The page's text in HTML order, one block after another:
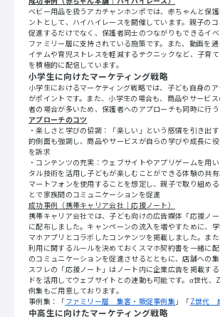
ベビー用品を扱うアカチャンホンポでは、赤ちゃんと保
ントとして、ハイハイレースを開催しています。親子の
促進するだけでなく、保護者同士のつながりもできるイ
ファミリー層に支持されている施策です。また、動画を
イテムや育児ストレスを軽減するテクニックなど、子育
を積極的に配信しています。
小学生に向けたマーケティング戦略
小学生におけるマーケティング戦略では、子ども自身の
がポイントです。また、小学生の場合も、商品やサービ
者の場合が多いため、保護者へのアプローチも同時に行う
アプローチのコツ
・楽しさと学びの協調：「楽しい」という感情を引き出
的側面も強調し、商品やサービスが自らの学びや成長に
を訴求
・コンテンツの充実：ウェブサイトやアプリゲームを用
タル技術を活用し子どもが楽しむことができる体験の共
マートフォンを使用することを想定し、親子で取り組め
とで家族間のコミュニケーションを促進
成功事例（携帯キャリア会社｜応援ノート）
携帯キャリア会社では、子ども向けの広告媒体「応援ノ
に配布しました。キャンペーンの流入を増やすために、
マホアプリとコラボしたコンテンツを掲載しました。ま
利用に関するルールを決めておくスマホ契約書を一緒に
のコミュニケーションを促進させるとともに、店舗への集
スフレの「応援ノート」はノート内に企業広告を掲載す
ドを活用してウェブサイトとの連動も可能です。α世代、
例集もご用意しております。
事例集：「ファミリー層 集客・販促事例集 」「Z世代
中高生に向けたマーケティング戦略